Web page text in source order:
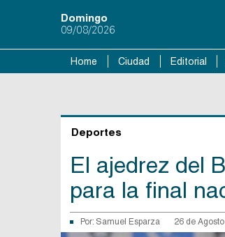
Domingo
09/08/2026
Home Ciudad Editorial
Deportes
El ajedrez del
para la final
Por: Samuel Esparza 26 de